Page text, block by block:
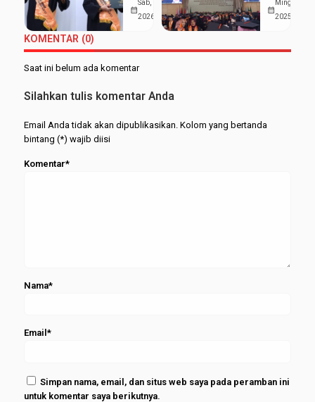
UMKM
Merapat
Wisuda
Periode
2026
di Tengah
Organisasi,
Aji Raih
FEBI
calendar_month
Sab, 7 Feb
2026
Gelar
Wisuda
calendar_month
Ming, 2 Nov
2025
KOMENTAR (0)
Saat ini belum ada komentar
Silahkan tulis komentar Anda
Email Anda tidak akan dipublikasikan. Kolom yang bertanda
bintang (*) wajib diisi
Komentar*
Nama*
Email*
Simpan nama, email, dan situs web saya pada peramban ini
untuk komentar saya berikutnya.